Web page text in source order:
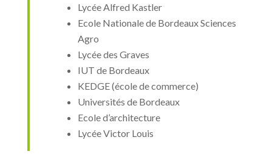
Lycée Alfred Kastler
Ecole Nationale de Bordeaux Sciences
Agro
Lycée des Graves
IUT de Bordeaux
KEDGE (école de commerce)
Universités de Bordeaux
Ecole d’architecture
Lycée Victor Louis